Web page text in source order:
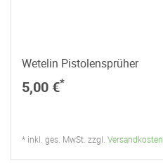
Wetelin Pistolensprüher
5,00 €*
* inkl. ges. MwSt. zzgl. Versandkosten